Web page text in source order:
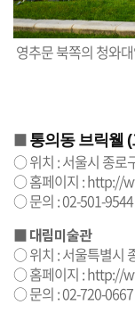
영추문 북쪽의 청와
■ 통의동 브릭웰
○ 위치 : 서울시 종로
○ 홈페이지 :http://
○ 문의 : 02-501-9544
■대림미술관
○ 위치 : 서울특별시
○ 홈페이지 :http://
○ 문의 : 02-720-0667